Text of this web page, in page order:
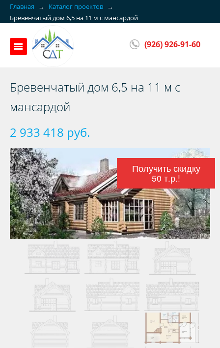
Главная → Каталог проектов →
Бревенчатый дом 6,5 на 11 м с мансардой
(926) 926-91-60
Бревенчатый дом 6,5 на 11 м с
мансардой
2 933 418 руб.
Получить скидку
50 т.р.!